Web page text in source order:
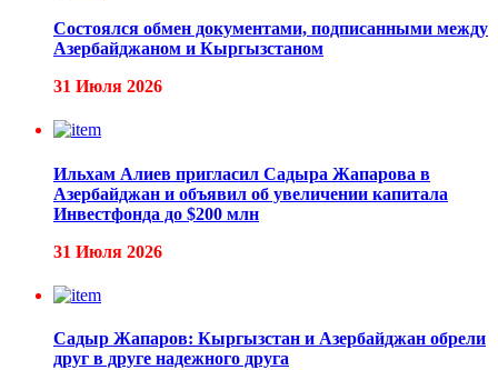
Состоялся обмен документами, подписанными между
Азербайджаном и Кыргызстаном
31 Июля 2026
Ильхам Алиев пригласил Садыра Жапарова в
Азербайджан и объявил об увеличении капитала
Инвестфонда до $200 млн
31 Июля 2026
Садыр Жапаров: Кыргызстан и Азербайджан обрели
друг в друге надежного друга